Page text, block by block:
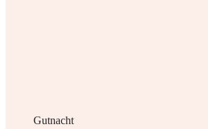
Gutnacht